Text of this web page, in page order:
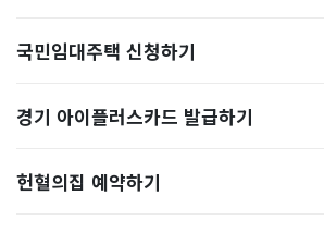
국민임대주택 신청하기
경기 아이플러스카드 발급하기
헌혈의집 예약하기